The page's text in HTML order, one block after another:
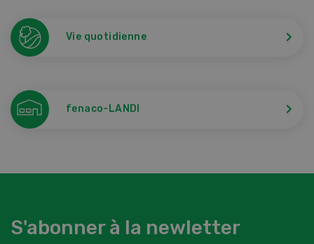
Vie quotidienne
fenaco-LANDI
S'abonner à la newletter